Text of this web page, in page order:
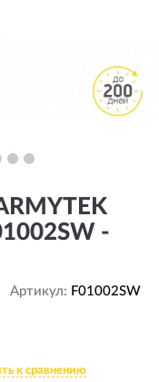
-
Артикул: F01002SW
к сравнению